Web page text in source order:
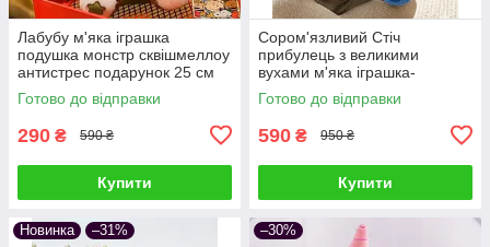
Лабубу м'яка іграшка
подушка монстр сквішмеллоу
антистрес подарунок 25 см
Готово до відправки
290 ₴ 590 ₴
Купити
Сором'язливий Стіч
прибулець з великими
вухами м'яка іграшка-
обіймашка плюшева подушка
антистрес подарунок дітям та
Готово до відправки
590 ₴ 950 ₴
Купити
Новинка –31% –30%